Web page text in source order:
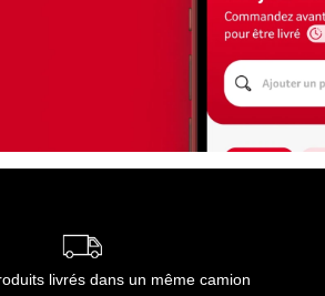
livrés dans un même camion